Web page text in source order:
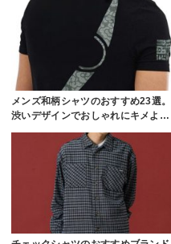
メンズ和柄シャツのおすすめ23選。
渋いデザインでおしゃれにキメよ…